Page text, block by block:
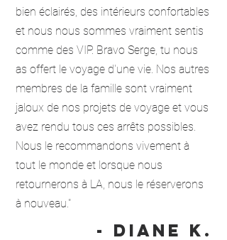
bien éclairés, des intérieurs confortables
et nous nous sommes vraiment sentis
comme des VIP. Bravo Serge, tu nous
as offert le voyage d'une vie. Nos autres
membres de la famille sont vraiment
jaloux de nos projets de voyage et vous
avez rendu tous ces arrêts possibles.
Nous le recommandons vivement à
tout le monde et lorsque nous
retournerons à LA, nous le réserverons
à nouveau."
- Diane K.